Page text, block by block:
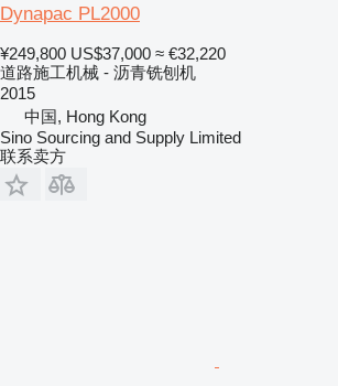
Dynapac PL2000
¥249,800 US$37,000 ≈ €32,220
道路施工机械 - 沥青铣刨机
2015
中国, Hong Kong
Sino Sourcing and Supply Limited
联系卖方